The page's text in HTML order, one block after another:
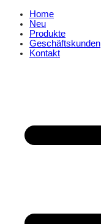
Home
Neu
Produkte
Geschäftskunden
Kontakt